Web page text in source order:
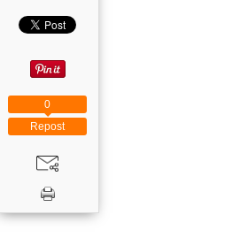
Repost
0